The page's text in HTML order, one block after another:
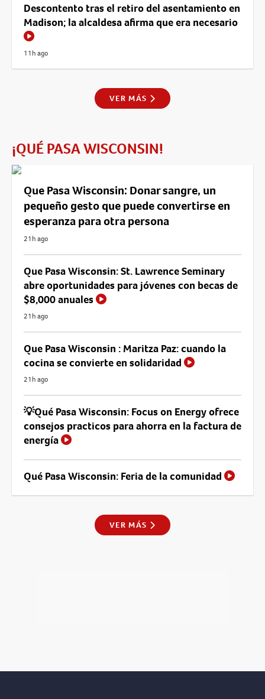
Descontento tras el retiro del asentamiento en
Madison; la alcaldesa afirma que era necesario
11h ago
VER MÁS
¡QUÉ PASA WISCONSIN!
Que Pasa Wisconsin: Donar sangre, un
pequeño gesto que puede convertirse en
esperanza para otra persona
21h ago
Que Pasa Wisconsin: St. Lawrence Seminary
abre oportunidades para jóvenes con becas de
$8,000 anuales
21h ago
Que Pasa Wisconsin : Maritza Paz: cuando la
cocina se convierte en solidaridad
21h ago
💡Qué Pasa Wisconsin: Focus on Energy ofrece
consejos practicos para ahorra en la factura de
energía
Qué Pasa Wisconsin: Feria de la comunidad
VER MÁS